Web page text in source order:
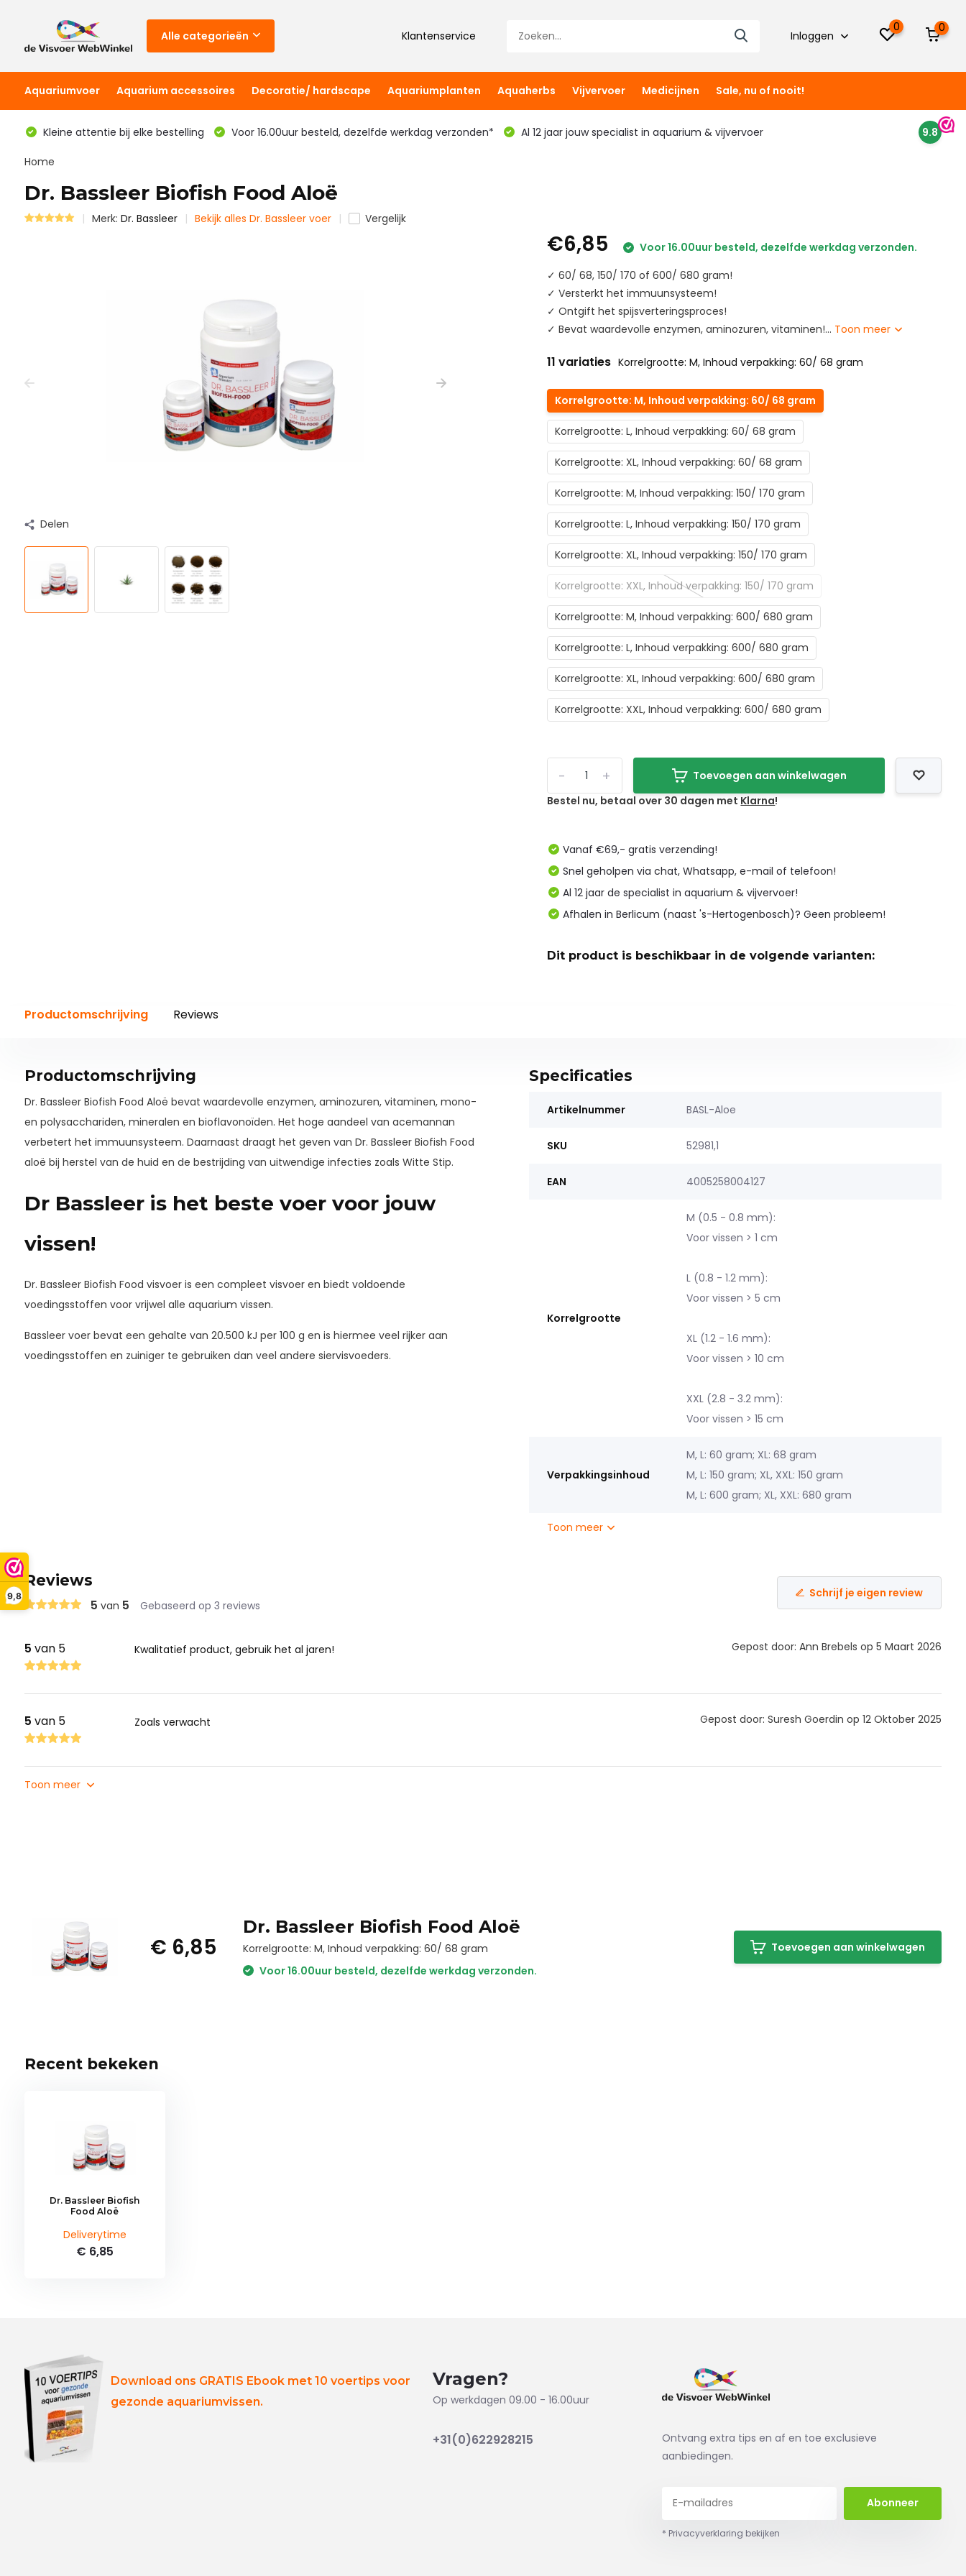
9,8
Alle categorieën Klantenservice Inloggen
0 0
Aquariumvoer Aquarium accessoires Decoratie/ hardscape Aquariumplanten Aquaherbs Vijvervoer Medicijnen Sale, nu of nooit!
Kleine attentie bij elke bestelling Voor 16.00uur besteld, dezelfde werkdag verzonden* Al 12 jaar jouw specialist in aquarium & vijvervoer 9.8
Home
Dr. Bassleer Biofish Food Aloë
Merk: Dr. Bassleer Bekijk alles Dr. Bassleer voer Vergelijk
Delen
€6,85
Voor 16.00uur besteld, dezelfde werkdag verzonden.
✓ 60/ 68, 150/ 170 of 600/ 680 gram!
✓ Versterkt het immuunsysteem!
✓ Ontgift het spijsverteringsproces!
✓ Bevat waardevolle enzymen, aminozuren, vitaminen!... Toon meer
11 variaties Korrelgrootte: M, Inhoud verpakking: 60/ 68 gram
Korrelgrootte: M, Inhoud verpakking: 60/ 68 gram
Korrelgrootte: L, Inhoud verpakking: 60/ 68 gram
Korrelgrootte: XL, Inhoud verpakking: 60/ 68 gram
Korrelgrootte: M, Inhoud verpakking: 150/ 170 gram
Korrelgrootte: L, Inhoud verpakking: 150/ 170 gram
Korrelgrootte: XL, Inhoud verpakking: 150/ 170 gram
Korrelgrootte: XXL, Inhoud verpakking: 150/ 170 gram
Korrelgrootte: M, Inhoud verpakking: 600/ 680 gram
Korrelgrootte: L, Inhoud verpakking: 600/ 680 gram
Korrelgrootte: XL, Inhoud verpakking: 600/ 680 gram
Korrelgrootte: XXL, Inhoud verpakking: 600/ 680 gram
+
-
Toevoegen aan winkelwagen
Bestel nu, betaal over 30 dagen met Klarna!
Vanaf €69,- gratis verzending!
Snel geholpen via chat, Whatsapp, e-mail of telefoon!
Al 12 jaar de specialist in aquarium & vijvervoer!
Afhalen in Berlicum (naast 's-Hertogenbosch)? Geen probleem!
Dit product is beschikbaar in de volgende varianten:
Productomschrijving Reviews
Productomschrijving
Dr. Bassleer Biofish Food Aloë bevat waardevolle enzymen, aminozuren, vitaminen, mono-
en polysacchariden, mineralen en bioflavonoïden. Het hoge aandeel van acemannan
verbetert het immuunsysteem. Daarnaast draagt het geven van Dr. Bassleer Biofish Food
aloë bij herstel van de huid en de bestrijding van uitwendige infecties zoals Witte Stip.
Dr Bassleer is het beste voer voor jouw
vissen!
Dr. Bassleer Biofish Food visvoer is een compleet visvoer en biedt voldoende
voedingsstoffen voor vrijwel alle aquarium vissen.
Bassleer voer bevat een gehalte van 20.500 kJ per 100 g en is hiermee veel rijker aan
voedingsstoffen en zuiniger te gebruiken dan veel andere siervisvoeders.
Specificaties
Artikelnummer BASL-Aloe
SKU 52981,1
EAN 4005258004127
Korrelgrootte
M (0.5 - 0.8 mm):
Voor vissen > 1 cm
L (0.8 - 1.2 mm):
Voor vissen > 5 cm
XL (1.2 - 1.6 mm):
Voor vissen > 10 cm
XXL (2.8 - 3.2 mm):
Voor vissen > 15 cm
Verpakkingsinhoud
M, L: 60 gram; XL: 68 gram
M, L: 150 gram; XL, XXL: 150 gram
M, L: 600 gram; XL, XXL: 680 gram
Toon meer
Reviews
5 van 5 Gebaseerd op 3 reviews
Schrijf je eigen review
5 van 5 Kwalitatief product, gebruik het al jaren! Gepost door: Ann Brebels op 5 Maart 2026
5 van 5 Zoals verwacht Gepost door: Suresh Goerdin op 12 Oktober 2025
Toon meer
€ 6,85
Dr. Bassleer Biofish Food Aloë
Korrelgrootte: M, Inhoud verpakking: 60/ 68 gram
Voor 16.00uur besteld, dezelfde werkdag verzonden.
Toevoegen aan winkelwagen
Recent bekeken
Dr. Bassleer Biofish
Food Aloë
Deliverytime
€ 6,85
Download ons GRATIS Ebook met 10 voertips voor
gezonde aquariumvissen.
Vragen?
Op werkdagen 09.00 - 16.00uur
+31(0)622928215
Ontvang extra tips en af en toe exclusieve
aanbiedingen.
Abonneer
* Privacyverklaring bekijken